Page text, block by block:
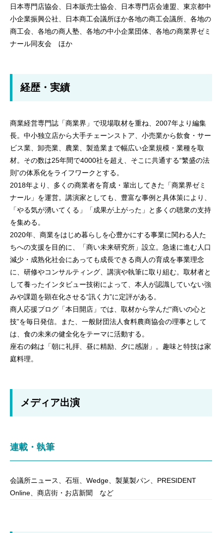
日本専門店協会、日本販売士協会、日本専門店会連盟、東京都中
小企業振興公社、日本商工会議所ほか各地の商工会議所、各地の
商工会、各地の商人塾、各地の中小企業団体、各地の商業界ゼミ
ナール同友会 ほか
経歴・実績
商業経営専門誌「商業界」で現場取材を重ね、2007年より編集
長。中小独立店から大手チェーンストア、小売業から飲食・サー
ビス業、卸売業、農業、製造業まで幅広い企業規模・業種を取
材。その数は25年間で4000社を超え、そこに共通する“繁盛の法
則”の体系化をライフワークとする。
2018年より、多くの商業者を育成・輩出してきた「商業界ゼミ
ナール」を運営。講演家としても、豊富な事例と具体策により、
「やる気が湧いてくる」「成果が上がった」と多くの聴衆の支持
を集める。
2020年、商業をはじめ暮らしを心豊かにする事業に関わる人た
ちへの支援を目的に、「商い未来研究所」設立。急速に進む人口
減少・成熟化社会にあっても成長できる商人の育成を事業理念
に、研修やコンサルティング、講演や執筆に取り組む。取材者と
して養ったインタビュー技術によって、本人が認識していない強
みや課題を顕在化させる“訊く力”に定評がある。
商人応援ブログ「本日開店」では、取材から学んだ“商いの心と
技”を毎日発信。また、一般財団法人食料農商協会の理事として
は、食の未来の健全化をテーマに活動する。
座右の銘は「朝に礼拝、昼に精励、夕に感謝」。趣味と特技は家
庭料理。
メディア出演
連載・執筆
会議所ニュース、石垣、Wedge、製菓製パン、PRESIDENT
Online、商店街・お店新聞 など